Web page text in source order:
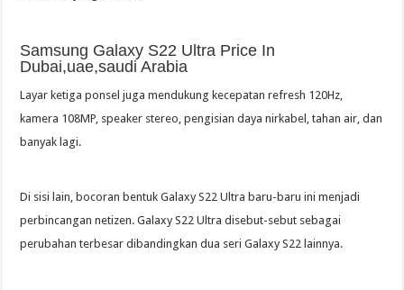
Samsung Galaxy S22 Ultra Price In
Dubai,uae,saudi Arabia
Layar ketiga ponsel juga mendukung kecepatan refresh 120Hz,
kamera 108MP, speaker stereo, pengisian daya nirkabel, tahan air, dan
banyak lagi.
Di sisi lain, bocoran bentuk Galaxy S22 Ultra baru-baru ini menjadi
perbincangan netizen. Galaxy S22 Ultra disebut-sebut sebagai
perubahan terbesar dibandingkan dua seri Galaxy S22 lainnya.